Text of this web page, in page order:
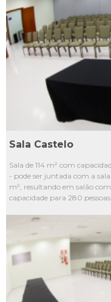
L2
L3
L4
Sala Castelo
Sala de 114 m² com
- pode ser juntada com a
m², resultando em salão
capacidade para 280 pessoas.
L3
L4